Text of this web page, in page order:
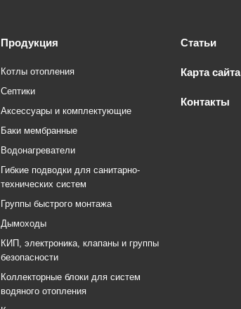
Продукция
Котлы отопления
Септики
Аксессуары и комплектующие
Баки мембранные
Водонагреватели
Гибкие подводки для санитарно-
технических систем
Группы быстрого монтажа
Дымоходы
КИП, электроника, клапаны и группы
безопасности
Коллекторные блоки для систем
водяного отопления
Статьи
Карта сайта
Контакты